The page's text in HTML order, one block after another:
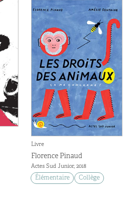
Livre
Florence Pinaud
Actes Sud Junior, 2018
Élémentaire Collège